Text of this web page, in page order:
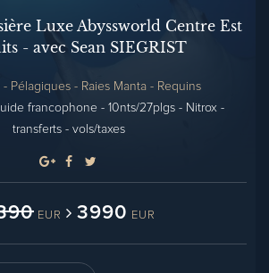
Luxe Abyssworld Centre Est
- avec Sean SIEGRIST
Pélagiques - Raies Manta - Requins
francophone - 10nts/27plgs - Nitrox -
transferts - vols/taxes
EUR 3990 EUR